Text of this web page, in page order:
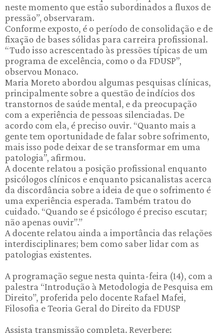
neste momento que estão subordinados a fluxos de
pressão”, observaram.
Conforme exposto, é o período de consolidação e de
fixação de bases sólidas para carreira profissional.
“Tudo isso acrescentado às pressões típicas de um
programa de excelência, como o da FDUSP”,
observou Monaco.
Maria Moreto abordou algumas pesquisas clínicas,
principalmente sobre a questão de indícios dos
transtornos de saúde mental, e da preocupação
com a experiência de pessoas silenciadas. De
acordo com ela, é preciso ouvir. “Quanto mais a
gente tem oportunidade de falar sobre sofrimento,
mais isso pode deixar de se transformar em uma
patologia”, afirmou.
A docente relatou a posição profissional enquanto
psicólogos clínicos e enquanto psicanalistas acerca
da discordância sobre a ideia de que o sofrimento é
uma experiência esperada. Também tratou do
cuidado. “Quando se é psicólogo é preciso escutar;
não apenas ouvir”.”
A docente relatou ainda a importância das relações
interdisciplinares; bem como saber lidar com as
patologias existentes.
A programação segue nesta quinta-feira (14), com a
palestra “Introdução à Metodologia de Pesquisa em
Direito”, proferida pelo docente Rafael Mafei,
Filosofia e Teoria Geral do Direito da FDUSP
Assista transmissão completa. Reverbere: